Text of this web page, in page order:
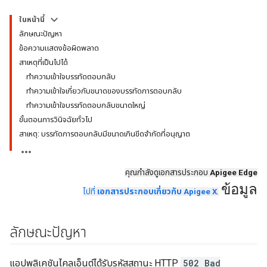
ในหน้านี้
ลักษณะปัญหา
ข้อความแสดงข้อผิดพลาด
สาเหตุที่เป็นไปได้
ทำความเข้าใจบรรทัดตอบกลับ
ทำความเข้าใจเกี่ยวกับขนาดของบรรทัดการตอบกลับ
ทำความเข้าใจบรรทัดตอบกลับขนาดใหญ่
ขั้นตอนการวินิจฉัยทั่วไป
สาเหตุ: บรรทัดการตอบกลับมีขนาดเกินขีดจำกัดที่อนุญาต
คุณกำลังดูเอกสารประกอบ Apigee Edge
ไปที่ เอกสารประกอบเกี่ยวกับ Apigee X. ข้อมูล
ลักษณะปัญหา
แอปพลิเคชันไคลเอ็นต์ได้รับรหัสสถานะ HTTP 502 Bad